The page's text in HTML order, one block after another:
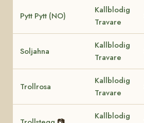
Pytt Pytt (NO)
Kallblodig
Travare
Soljahna
Kallblodig
Travare
Trollrosa
Kallblodig
Travare
Kallblodig